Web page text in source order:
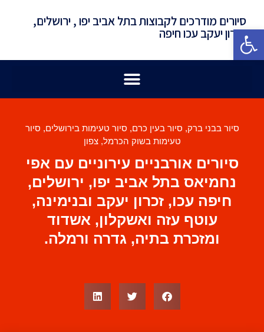
פתח סרגל נגישות
סיורים מודרכים לקבוצות בתל אביב יפו , ירושלים,
זכרון יעקב עכו חיפה
סיור בבני ברק, סיור בעין כרם, סיור טעימות בירושלים, סיור
טעימות בשוק הכרמל,צפון
סיורים אורבניים עירוניים עם אפי
נחמיאס בתל אביב יפו, ירושלים,
חיפה עכו, זכרון יעקב ובנימינה,
עוטף עזה ואשקלון, אשדוד
ומזכרת בתיה, גדרה ורמלה.